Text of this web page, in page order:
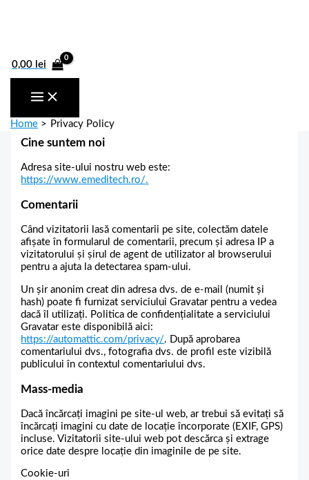
0,00 lei
Home Privacy Policy
Cine suntem noi
Adresa site-ului nostru web este:
https://www.emeditech.ro/.
Comentarii
Când vizitatorii lasă comentarii pe site, colectăm datele
afișate în formularul de comentarii, precum și adresa IP a
vizitatorului și șirul de agent de utilizator al browserului
pentru a ajuta la detectarea spam-ului.
Un șir anonim creat din adresa dvs. de e-mail (numit și
hash) poate fi furnizat serviciului Gravatar pentru a vedea
dacă îl utilizați. Politica de confidențialitate a serviciului
Gravatar este disponibilă aici:
https://automattic.com/privacy/. După aprobarea
comentariului dvs., fotografia dvs. de profil este vizibilă
publicului în contextul comentariului dvs.
Mass-media
Dacă încărcați imagini pe site-ul web, ar trebui să evitați să
încărcați imagini cu date de locație încorporate (EXIF, GPS)
incluse. Vizitatorii site-ului web pot descărca și extrage
orice date despre locație din imaginile de pe site.
Cookie-uri